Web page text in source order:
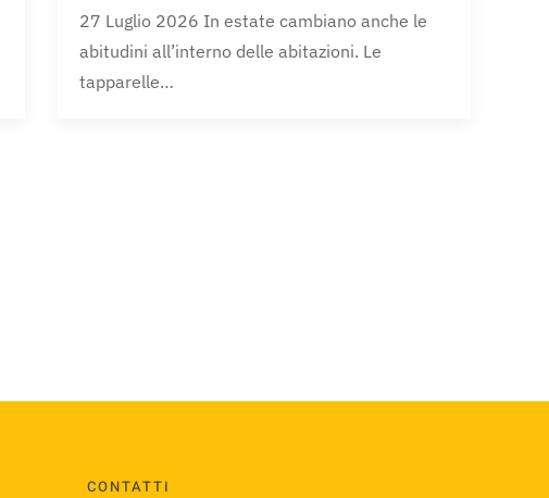
27 Luglio 2026 In estate cambiano anche le
abitudini all’interno delle abitazioni. Le
tapparelle…
CONTATTI